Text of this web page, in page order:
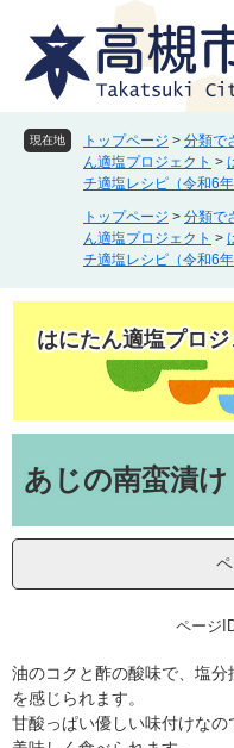
現在地 トップページ > 分類で
ん適塩プロジェクト >
チ適塩レシピ（令和6年
トップページ > 分類で
ん適塩プロジェクト >
チ適塩レシピ（令和6年
はにたん適塩プロジ
文あじの南蛮漬け
ページ
油のコクと酢の酸味で、塩
を感じられます。
甘酸っぱい優しい味付けな